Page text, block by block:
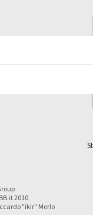
2010
"ikir" Merlo